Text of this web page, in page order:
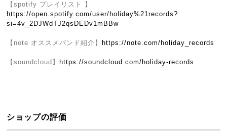
【spotify プレイリスト 】
https://open.spotify.com/user/holiday%21records?
si=4v_2DJWdTJ2qsDEDv1mBBw
【note オススメバンド紹介】 https://note.com/holiday_records
【soundcloud】 https://soundcloud.com/holiday-records
ショップの評価